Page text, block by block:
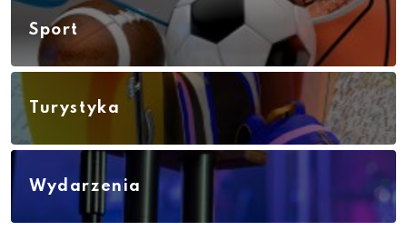
Sport
Turystyka
Wydarzenia